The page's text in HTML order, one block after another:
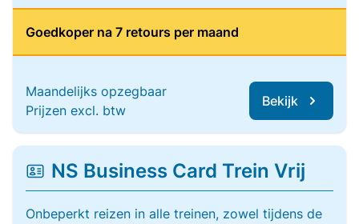
Goedkoper na 7 retours per maand
Maandelijks opzegbaar
Prijzen excl. btw
Bekijk
NS Business Card Trein Vrij
Onbeperkt reizen in alle treinen, zowel tijdens de